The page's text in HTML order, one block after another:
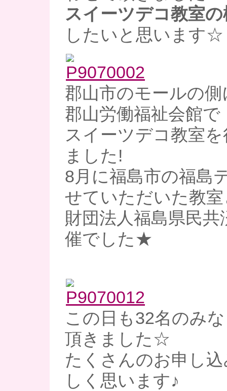
スイーツデコ教室の
したいと思います☆
郡山市のモールの
郡山労働福祉会館で
スイーツデコ教室
ました!
8月に福島市の福島
せていただいた教
財団法人福島県民
催でした★
この日も32名のみ
頂きました☆
たくさんのお申し
しく思います♪